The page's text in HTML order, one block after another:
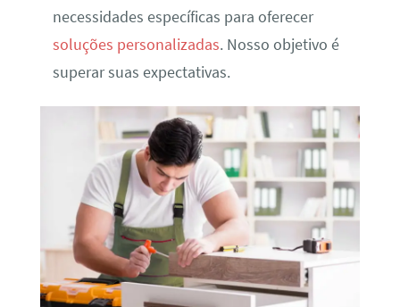
necessidades específicas para oferecer
soluções personalizadas. Nosso objetivo é
superar suas expectativas.